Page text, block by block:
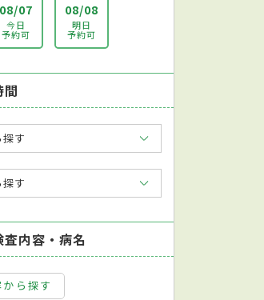
08/07
今日
予約可
08/08
明日
予約可
間
す
す
内容・病名
ら探す